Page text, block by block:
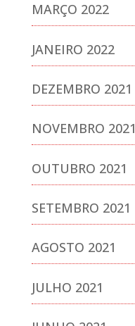
MARÇO 2022
JANEIRO 2022
DEZEMBRO 2021
NOVEMBRO 2021
OUTUBRO 2021
SETEMBRO 2021
AGOSTO 2021
JULHO 2021